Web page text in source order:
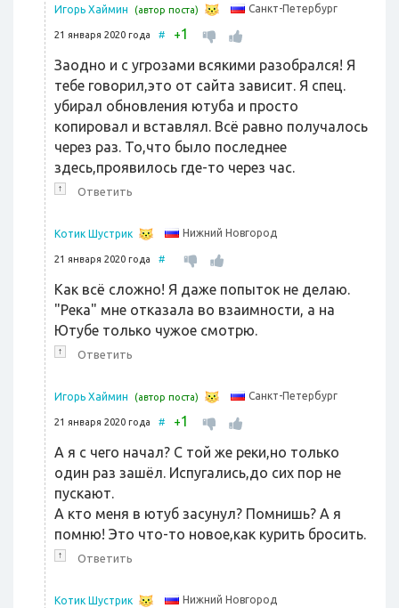
Игорь Хаймин (автор поста) Санкт-Петербург
21 января 2020 года # +1
Заодно и с угрозами всякими разобрался! Я
тебе говорил,это от сайта зависит. Я спец.
убирал обновления ютуба и просто
копировал и вставлял. Всё равно получалось
через раз. То,что было последнее
здесь,проявилось где-то через час.
↑ Ответить
Котик Шустрик Нижний Новгород
21 января 2020 года #
Как всё сложно! Я даже попыток не делаю.
"Река" мне отказала во взаимности, а на
Ютубе только чужое смотрю.
↑ Ответить
Игорь Хаймин (автор поста) Санкт-Петербург
21 января 2020 года # +1
А я с чего начал? C той же реки,но только
один раз зашёл. Испугались,до сих пор не
пускают.
А кто меня в ютуб засунул? Помнишь? А я
помню! Это что-то новое,как курить бросить.
↑ Ответить
Котик Шустрик Нижний Новгород